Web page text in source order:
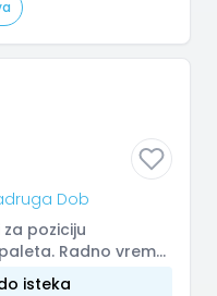
Dob
poziciju
Radno vreme:
isteka